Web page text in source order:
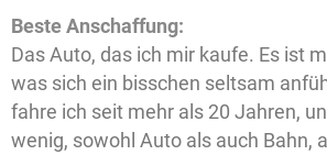
Beste Anschaffung:
Das Auto, das ich mir kaufe. Es ist
was sich ein bisschen seltsam
fahre ich seit mehr als 20 Jahren,
wenig, sowohl Auto als auch Bahn,